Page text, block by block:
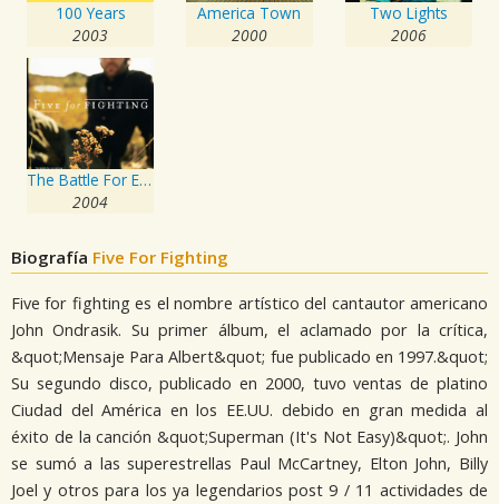
100 Years
2003
America Town
2000
Two Lights
2006
The Battle For Everything
2004
Biografía Five For Fighting
Five for fighting es el nombre artístico del cantautor americano
John Ondrasik. Su primer álbum, el aclamado por la crítica,
&quot;Mensaje Para Albert&quot; fue publicado en 1997.&quot;
Su segundo disco, publicado en 2000, tuvo ventas de platino
Ciudad del América en los EE.UU. debido en gran medida al
éxito de la canción &quot;Superman (It's Not Easy)&quot;. John
se sumó a las superestrellas Paul McCartney, Elton John, Billy
Joel y otros para los ya legendarios post 9 / 11 actividades de